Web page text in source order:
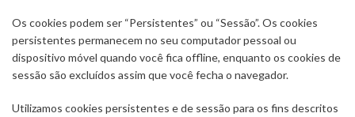
Os cookies podem ser “Persistentes” ou “Sessão”. Os cookies
persistentes permanecem no seu computador pessoal ou
dispositivo móvel quando você fica offline, enquanto os cookies de
sessão são excluídos assim que você fecha o navegador.
Utilizamos cookies persistentes e de sessão para os fins descritos